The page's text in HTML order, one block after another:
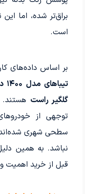
براق‌تر شده، اما
است.
بر اساس داده‌های
گلگیر راست
توجهی از
سطحی شهری
نباشد. به همین
قبل از خرید اهمیت